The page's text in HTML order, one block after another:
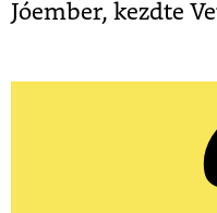
Jóember, kezdte